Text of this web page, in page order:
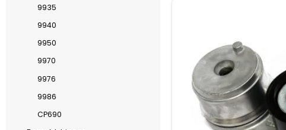
9935
9940
9950
9970
9976
9986
CP690